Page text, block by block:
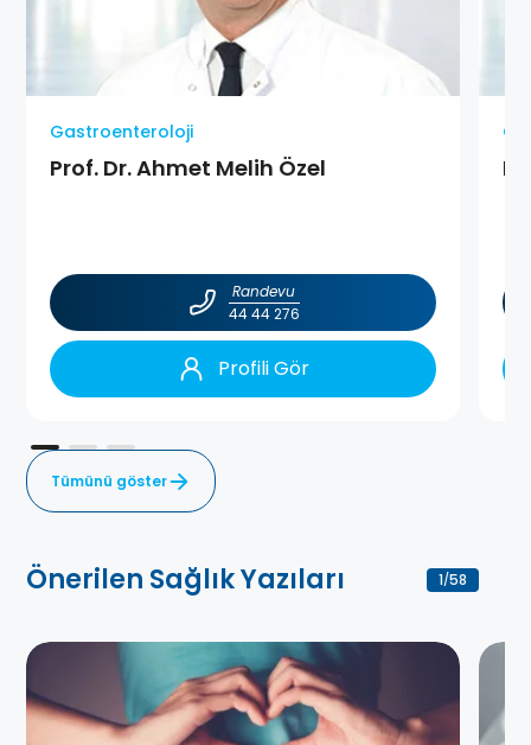
Gastroenteroloji
Prof. Dr. Ahmet Melih Özel
Randevu
44 44 276
Profili Gör
Tümünü göster
Önerilen Sağlık Yazıları 1/58